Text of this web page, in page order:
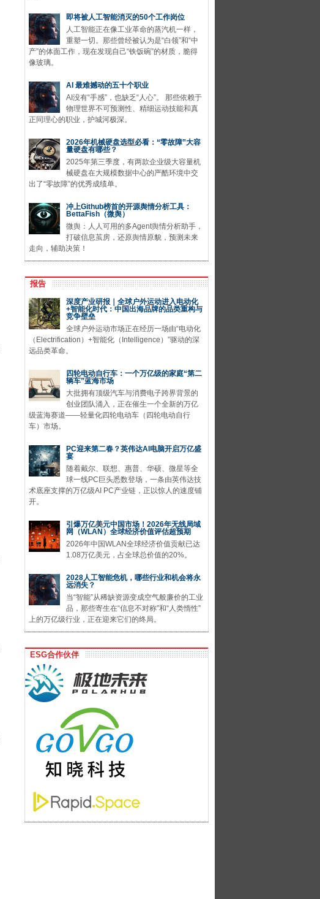
即将被人工智能消灭的50个工作岗位
人工智能正在像工业革命的蒸汽机一样，
重塑一切。那些曾经被认为是“白领”和“中
产”的体面工作，现在发现自己“铁饭碗”的材质，脆得
像玻璃。
AI 最难撼动的五十个职业
AI没有“手感”，也缺乏“人心”。 那些依赖于
物理世界不可预测性、精细运动技能和真
正同理心的职业，护城河极深。
2026年机械硬盘选型必看：“零故障”大容
量硬盘有哪些？
2025年第三季度，有两款企业级大容量机
械硬盘在大规模数据中心的严酷环境中交
出了“零故障”的优秀成绩单。
冲上Github榜首的开源舆情分析工具：
BettaFish（微舆）
微舆：人人可用的多Agent舆情分析助手，
打破信息茧房，还原舆情原貌，预测未来
走向，辅助决策！
报告
深度产业研报｜全球户外运动进入电动化
+智能化时代：中国出海品牌的品类重构与
竞争壁垒
全球户外运动市场正在经历一场由“电动化
（Electrification）+智能化（Intelligence）”驱动的深
远品类革命。
四轮电动自行车：一个万亿级的家庭“第二
辆车”蓝海市场
大批拥有顶级汽车与消费电子跨界背景的
创业团队涌入，正在催生一个全新的万亿
级蓝海赛道——轻量化四轮电动车（四轮电动自行
车）市场。
PC迎来第二春？英伟达AI电脑开启万亿盛
宴
随着戴尔、联想、惠普、华硕、微星等全
球一线PC巨头悉数登场，一条由英伟达技
术底座支撑的万亿级AI PC产业链，正以惊人的速度铺
开。
引爆万亿美元中国市场！2026年无线局域
网（WLAN）全球经济价值评估超预期
2026年中国WLAN全球经济价值贡献已达
1.08万亿美元，占全球总价值的20%。
2028人工智能危机，哪些行业和机会将永
远消失？
当“智能”从稀缺资源变成空气般廉价的工业
品，那些寄生在“信息不对称”和“人类惰性”
上的万亿级行业，正在迎来它们的终局。
ESG合作伙伴